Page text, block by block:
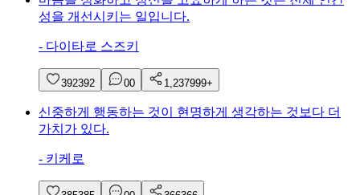
성을 개선시키는 일입니다.
- 다이타로 스즈키
392392 00 1,237999+
신중하게 행동하는 것이 현명하게 생각하는 것보다 더
가치가 있다.
- 키케로